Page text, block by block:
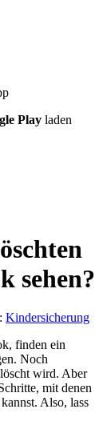
Play laden
sehen?
Kindersicherung
finden ein
Noch
wird. Aber
mit denen
Also, lass